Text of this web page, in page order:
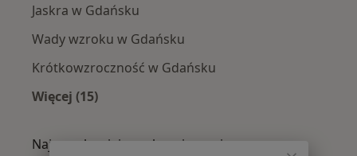
Jaskra w Gdańsku
Wady wzroku w Gdańsku
Krótkowzroczność w Gdańsku
Więcej (15)
Najpopularniejsze ubezpieczenia